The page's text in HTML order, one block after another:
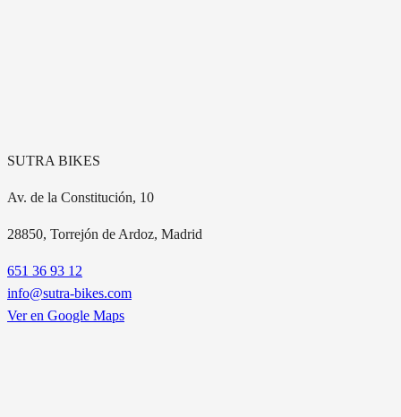
SUTRA BIKES
Av. de la Constitución, 10
28850, Torrejón de Ardoz, Madrid
651 36 93 12
info@sutra-bikes.com
Ver en Google Maps